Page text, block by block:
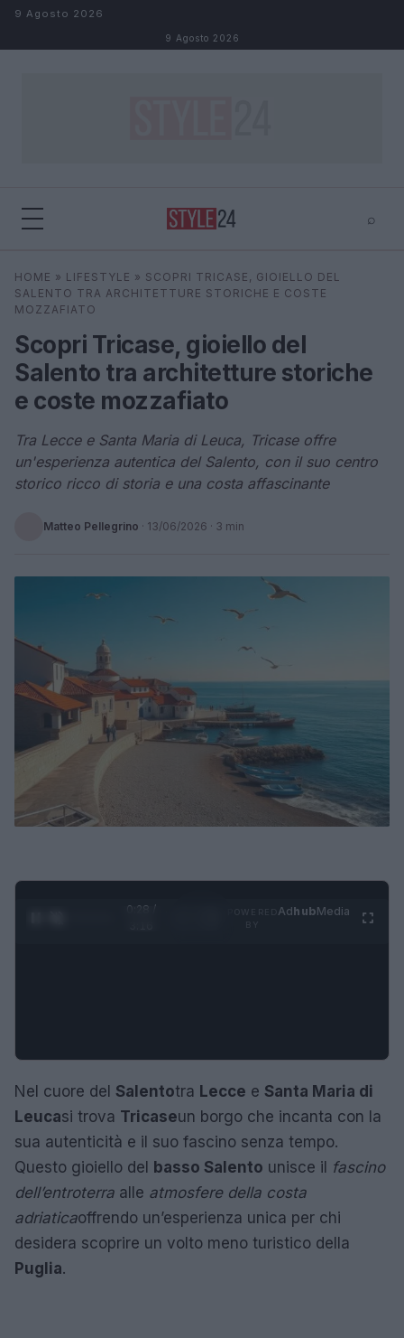
Salta al contenuto
9 Agosto 2026
9 Agosto 2026
⌕
Cerca ⌕
HOME » LIFESTYLE » SCOPRI TRICASE, GIOIELLO DEL
SALENTO TRA ARCHITETTURE STORICHE E COSTE
MOZZAFIATO
Scopri Tricase, gioiello del
Salento tra architetture storiche
e coste mozzafiato
Tra Lecce e Santa Maria di Leuca, Tricase offre
un'esperienza autentica del Salento, con il suo centro
storico ricco di storia e una costa affascinante
Matteo Pellegrino · 13/06/2026 · 3 min
0:29 /
AdhubMedia
Nel cuore del Salentotra Lecce e Santa Maria di
Leucasi trova Tricaseun borgo che incanta con la
sua autenticità e il suo fascino senza tempo.
Questo gioiello del
basso Salento unisce il fascino
dell’entroterra alle atmosfere della costa
adriaticaoffrendo un’esperienza unica per chi
desidera scoprire un volto meno turistico della
Puglia.